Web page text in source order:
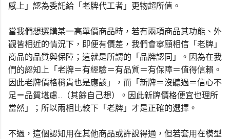
感上」認為委託給「老牌代工者」更物超所值。
當我們想選購某一高單價商品時，若有兩項商品其功能、外
觀皆相近的情況下，即便有價差，我們會寧願相信「老牌」
商品的品質與保障；這就是所謂的「品牌認同」。因為在我
們的認知上「老牌＝有經驗＝有品質＝有保障＝值得信賴。
因此老牌價格稍貴也是應該」，而「新牌＝沒聽過＝信心不
足＝品質堪慮...（其餘自己想）。因此新牌價格便宜也理所
當然」；所以兩相比較下「老牌」才是正確的選擇。
不過，這個認知用在其他商品或許說得通，但若套用在模型